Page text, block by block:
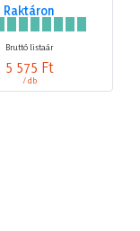
Raktáron
Bruttó listaár
5 575 Ft
/ db